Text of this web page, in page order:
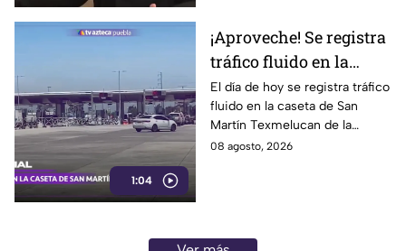
1:04
¡Aproveche! Se registra
tráfico fluido en la
caseta de Texmelucan
de la autopista México-
Puebla HOY sábado
El día de hoy se registra tráfico
fluido en la caseta de San
Martín Texmelucan de la
autopista México-Puebla; así lo
08 agosto, 2026